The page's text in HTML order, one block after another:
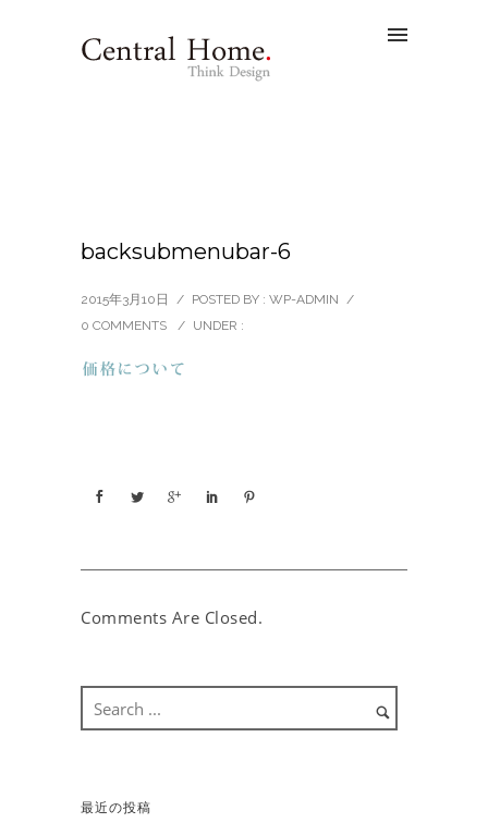
backsubmenubar-6
2015年3月10日 / POSTED BY : WP-ADMIN /
0 COMMENTS
/ UNDER :
Comments Are Closed.
最近の投稿